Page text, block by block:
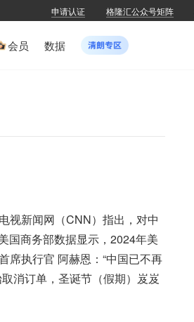
申请认证 格隆汇公众号矩阵
会员 数据
视新闻网（CNN）指出，对中
国商务部数据显示，2024年美
席执行官 阿赫恩：“中国已不再
消订单，圣诞节（假期）岌岌